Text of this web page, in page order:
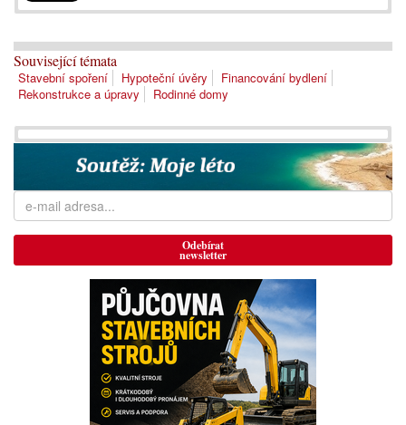
Související témata
Stavební spoření Hypoteční úvěry
Financování bydlení
Rekonstrukce a úpravy
Rodinné domy
Odebírat
newsletter